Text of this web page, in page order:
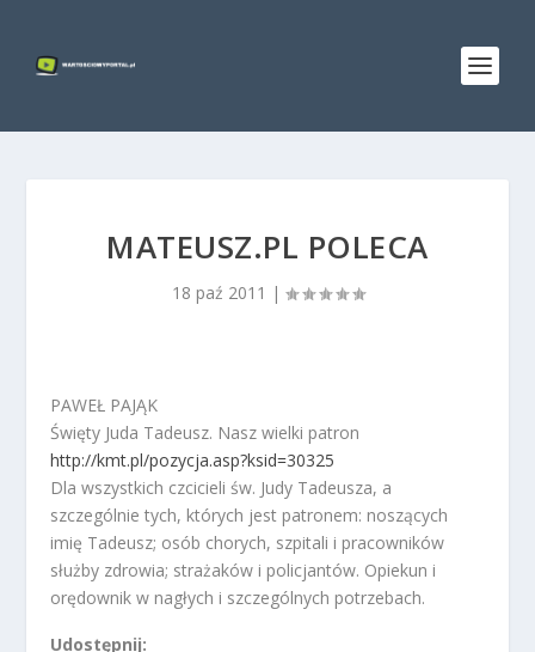
MATEUSZ.PL POLECA
18 paź 2011 |
PAWEŁ PAJĄK
Święty Juda Tadeusz. Nasz wielki patron
http://kmt.pl/pozycja.asp?ksid=30325
Dla wszystkich czcicieli św. Judy Tadeusza, a
szczególnie tych, których jest patronem: noszących
imię Tadeusz; osób chorych, szpitali i pracowników
służby zdrowia; strażaków i policjantów. Opiekun i
orędownik w nagłych i szczególnych potrzebach.
Udostępnij: